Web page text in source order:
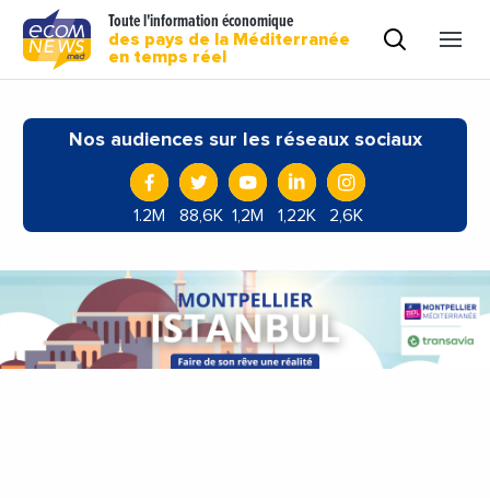
Toute l'information économique
des pays de la Méditerranée
en temps réel
Nos audiences sur les réseaux sociaux
1.2M 88,6K 1,2M 1,22K 2,6K